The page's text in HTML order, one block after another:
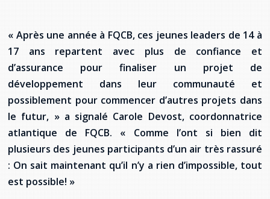
Marc-Alexandre Mestres
Stacy Smith
Nancy Dillon
Clare Halleran
Joseph Kayumba
« Après une année à FQCB, ces jeunes leaders de 14 à
17 ans repartent avec plus de confiance et
d’assurance pour finaliser un projet de
développement dans leur communauté et
possiblement pour commencer d’autres projets dans
le futur, » a signalé Carole Devost, coordonnatrice
atlantique de FQCB. « Comme l’ont si bien dit
plusieurs des jeunes participants d’un air très rassuré
: On sait maintenant qu’il n’y a rien d’impossible, tout
est possible! »